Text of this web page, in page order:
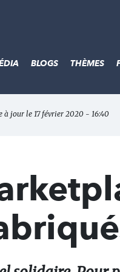
BLOGS THÈMES
à jour le 17 février 2020 - 16:40